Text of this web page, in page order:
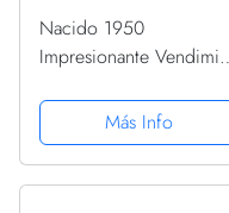
Nacido 1950
Impresionante Vendimia
Sudadera con Capucha
Más Info